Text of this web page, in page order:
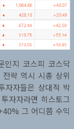
인지 코스피 코스닥
략 역시 시총 상위
자자들은 상대적 박
자자라면 히스토그
그 어디쯤 수익